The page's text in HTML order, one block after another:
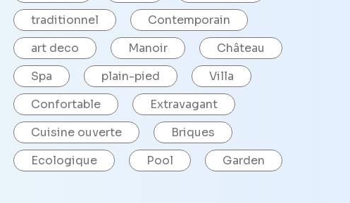
traditionnel
Contemporain
art deco
Manoir
Château
Spa
plain-pied
Villa
Confortable
Extravagant
Cuisine ouverte
Briques
Ecologique
Pool Garden